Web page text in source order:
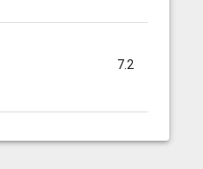
7.2